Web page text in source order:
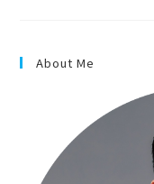
About Me